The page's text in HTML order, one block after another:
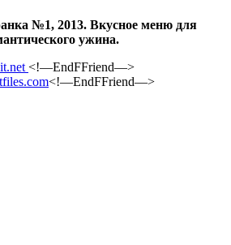
№1, 2013. Вкусное меню для
ужина.
<!—EndFFriend—>
<!—EndFFriend—>